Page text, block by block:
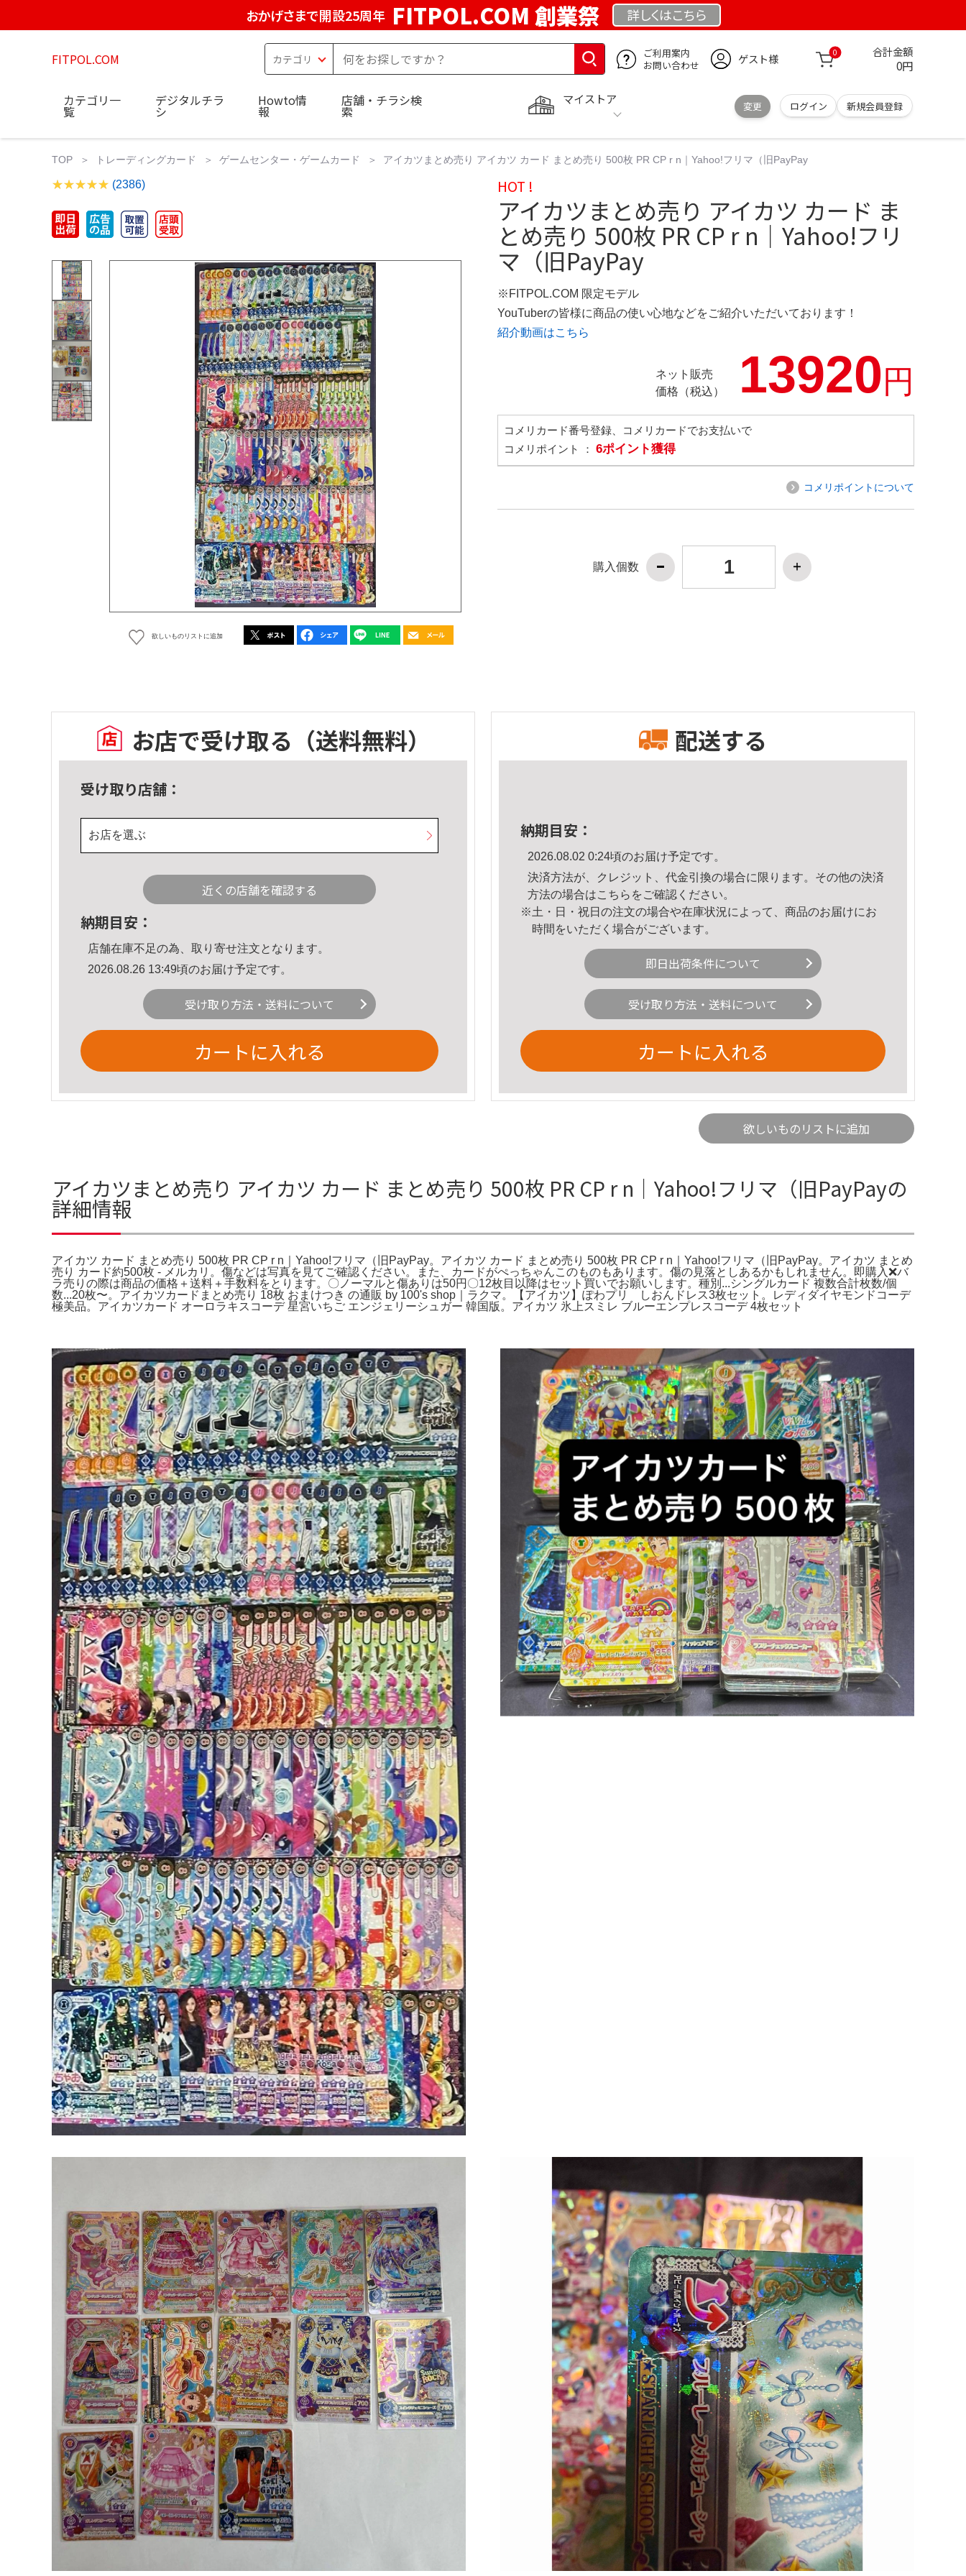
おかげさまで開設25周年 FITPOL.COM 創業祭 詳しくはこちら
FITPOL.COM
ご利用案内
お問い合わせ
ゲスト様 0 合計金額
0円
マイストア
変更 ログイン 新規会員登録
カテゴリ一
覧
デジタルチラ
シ
Howto情
報
店舗・チラシ検
索
TOP トレーディングカード ゲームセンター・ゲームカード アイカツまとめ売り アイカツ カード まとめ売り 500枚 PR CP r n｜Yahoo!フリマ（旧PayPay
(2386)
欲しいものリストに追加
HOT !
アイカツまとめ売り アイカツ カード ま
とめ売り 500枚 PR CP r n｜Yahoo!フリ
マ（旧PayPay
※FITPOL.COM 限定モデル
YouTuberの皆様に商品の使い心地などをご紹介いただいております！
紹介動画はこちら
ネット販売
価格（税込）
13920円
コメリカード番号登録、コメリカードでお支払いで
コメリポイント ： 6ポイント獲得
コメリポイントについて
購入個数
お店で受け取る （送料無料）
受け取り店舗：
お店を選ぶ
近くの店舗を確認する
納期目安：
店舗在庫不足の為、取り寄せ注文となります。
2026.08.26 13:49頃のお届け予定です。
受け取り方法・送料について
カートに入れる
配送する
納期目安：
2026.08.02 0:24頃のお届け予定です。
決済方法が、クレジット、代金引換の場合に限ります。その他の決済
方法の場合はこちら をご確認ください。
※土・日・祝日の注文の場合や在庫状況によって、商品のお届けにお
時間をいただく場合がございます。
即日出荷条件について
受け取り方法・送料について
カートに入れる
欲しいものリストに追加
アイカツまとめ売り アイカツ カード まとめ売り 500枚 PR CP r n｜Yahoo!フリマ（旧PayPayの
詳細情報
アイカツ カード まとめ売り 500枚 PR CP r n｜Yahoo!フリマ（旧PayPay。アイカツ カード まとめ売り 500枚 PR CP r n｜Yahoo!フリマ（旧PayPay。アイカツ まとめ
売り カード約500枚 - メルカリ。傷などは写真を見てご確認ください。また、カードがぺっちゃんこのものもあります。傷の見落としあるかもしれません。即購入❌バ
ラ売りの際は商品の価格＋送料＋手数料をとります。〇ノーマルと傷ありは50円〇12枚目以降はセット買いでお願いします。種別...シングルカード 複数合計枚数/個
数...20枚〜。アイカツカードまとめ売り 18枚 おまけつき の通販 by 100's shop｜ラクマ。【アイカツ】ぽわプリ しおんドレス3枚セット。レディダイヤモンドコーデ
極美品。アイカツカード オーロラキスコーデ 星宮いちご エンジェリーシュガー 韓国版。アイカツ 氷上スミレ ブルーエンプレスコーデ 4枚セット